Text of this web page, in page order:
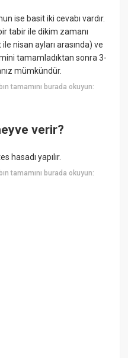
ise basit iki cevabı vardır.
tabir ile dikim zamanı
nisan ayları arasında) ve
tamamladıktan sonra 3-
mümkündür.
tamamını burada okuyun:
verir?
hasadı yapılır.
tamamını burada okuyun: